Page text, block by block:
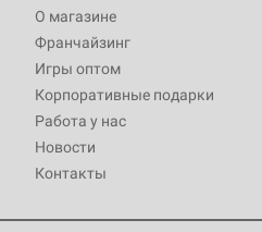
О магазине
Франчайзинг
Игры оптом
Корпоративные подарки
Работа у нас
Новости
Контакты